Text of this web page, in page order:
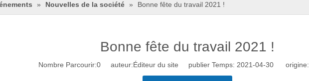
» Nouvelles de la société » Bonne fête du travail 2021 !
Bonne fête du travail 2021 !
Nombre Parcourir:0auteur:Éditeur du site publier Temps: 2021-04-30 origine: